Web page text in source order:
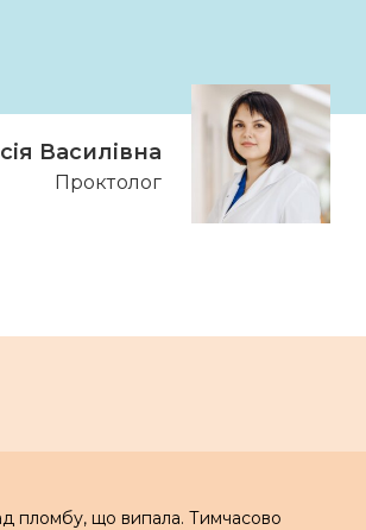
Василівна
Проктолог
пломбу, що випала. Тимчасово